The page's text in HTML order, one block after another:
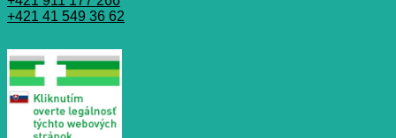
+421 41 549 36 62